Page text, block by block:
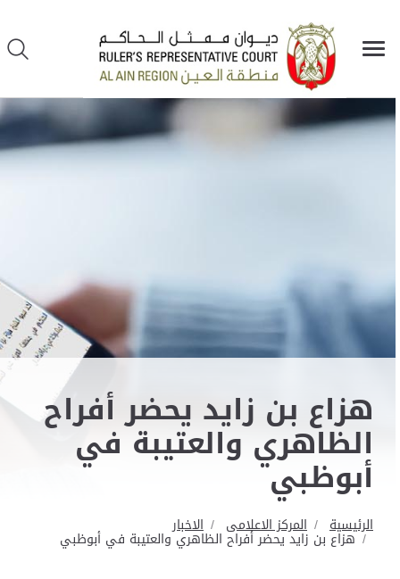
هزاع بن زايد يحضر أفراح
الظاهري والعتيبة في
أبوظبي
الرئيسية المركز الاعلامى الاخبار
هزاع بن زايد يحضر أفراح الظاهري والعتيبة في أبوظبي